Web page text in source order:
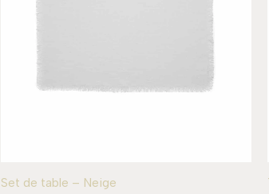
Set de table – Neige